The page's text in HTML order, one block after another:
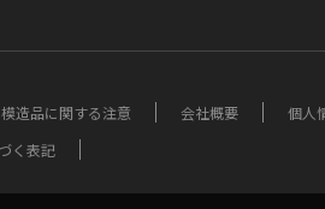
模造品に関する注意 会社概要
個人
く表記